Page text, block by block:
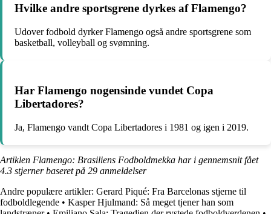
Hvilke andre sportsgrene dyrkes af Flamengo?
Udover fodbold dyrker Flamengo også andre sportsgrene som
basketball, volleyball og svømning.
Har Flamengo nogensinde vundet Copa
Libertadores?
Ja, Flamengo vandt Copa Libertadores i 1981 og igen i 2019.
Artiklen Flamengo: Brasiliens Fodboldmekka har i gennemsnit fået
4.3 stjerner baseret på 29 anmeldelser
Andre populære artikler: Gerard Piqué: Fra Barcelonas stjerne til
fodboldlegende • Kasper Hjulmand: Så meget tjener han som